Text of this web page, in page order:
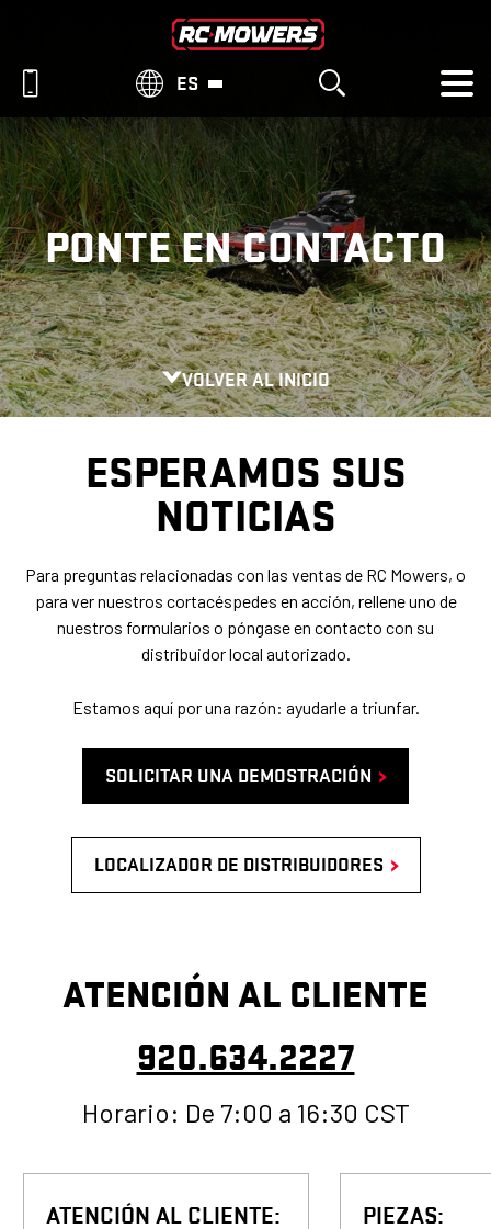
ES
PONTE EN CONTACTO
VOLVER AL INICIO
ESPERAMOS SUS
NOTICIAS
Para preguntas relacionadas con las ventas de RC Mowers, o
para ver nuestros cortacéspedes en acción, rellene uno de
nuestros formularios o póngase en contacto con su
distribuidor local autorizado.
Estamos aquí por una razón: ayudarle a triunfar.
SOLICITAR UNA DEMOSTRACIÓN
LOCALIZADOR DE DISTRIBUIDORES
ATENCIÓN AL CLIENTE
920.634.2227
Horario: De 7:00 a 16:30 CST
ATENCIÓN AL CLIENTE: PIEZAS: